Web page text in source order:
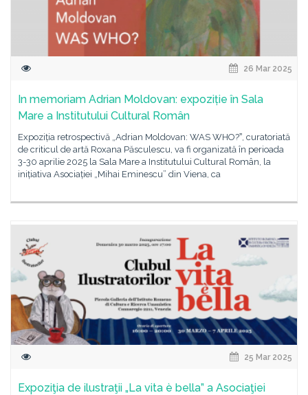
26 Mar 2025
In memoriam Adrian Moldovan: expoziție în Sala
Mare a Institutului Cultural Român
Expoziția retrospectivă „Adrian Moldovan: WAS WHO?ˮ, curatoriată
de criticul de artă Roxana Păsculescu, va fi organizată în perioada
3-30 aprilie 2025 la Sala Mare a Institutului Cultural Român, la
inițiativa Asociației „Mihai Eminescu” din Viena, ca
25 Mar 2025
Expoziţia de ilustraţii „La vita è bella” a Asociaţiei